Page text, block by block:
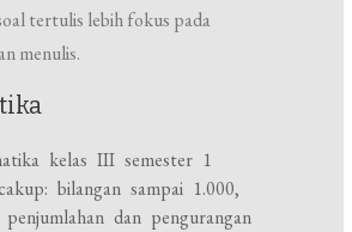
tertulis lebih fokus pada
menulis.
kelas III semester 1
bilangan sampai 1.000,
dan pengurangan